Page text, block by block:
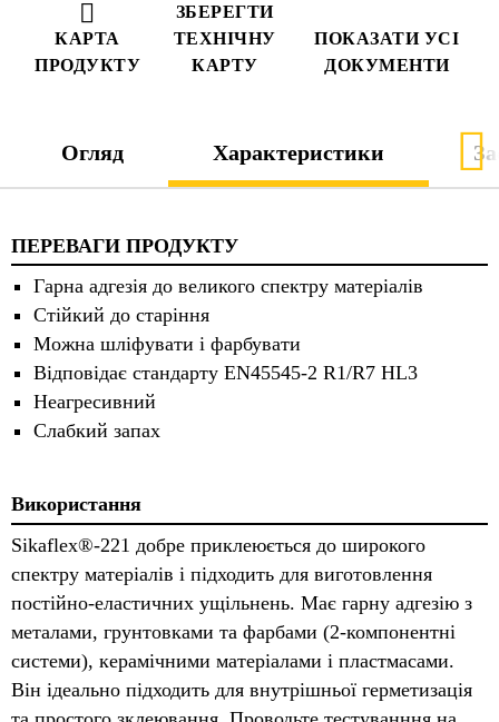
КАРТА
ПРОДУКТУ
ЗБЕРЕГТИ
ТЕХНІЧНУ
КАРТУ
ПОКАЗАТИ УСІ
ДОКУМЕНТИ
Огляд Характеристики
ПЕРЕВАГИ ПРОДУКТУ
Гарна адгезія до великого спектру матеріалів
Стійкий до старіння
Можна шліфувати і фарбувати
Відповідає стандарту EN45545-2 R1/R7 HL3
Неагресивний
Слабкий запах
Використання
Sikaflex®-221 добре приклеюється до широкого
спектру матеріалів і підходить для виготовлення
постійно-еластичних ущільнень. Має гарну адгезію з
металами, грунтовками та фарбами (2-компонентні
системи), керамічними матеріалами і пластмасами.
Він ідеально підходить для внутрішньої герметизація